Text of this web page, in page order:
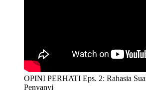
OPINI PERHATI Eps. 2: Rahasia
Penyanyi